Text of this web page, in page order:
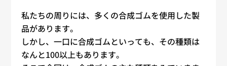
私たちの周りには、多くの合成ゴムを使用した製
品があります。
しかし、一口に合成ゴムといっても、その種類は
なんと100以上もあります。